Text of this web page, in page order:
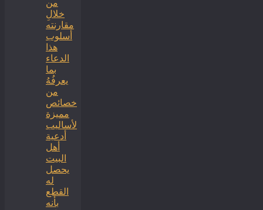
من
خلالِ
مقارنته
أسلوب
هذا
الدعاء
بما
يعرفُهُ
من
خصائص
مميزة
لأساليب
أدعية
أهل
البيت
يحصل
له
القطع
بأنه